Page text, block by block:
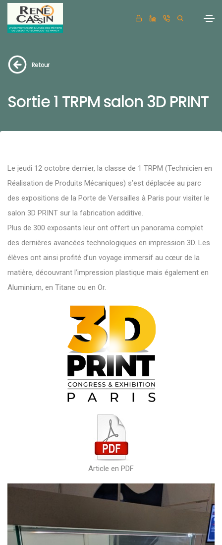
Retour
Sortie 1 TRPM salon 3D PRINT
Le jeudi 12 octobre dernier, la classe de 1 TRPM (Technicien en
Réalisation de Produits Mécaniques) s’est déplacée au parc
des expositions de la Porte de Versailles à Paris pour visiter le
salon 3D PRINT sur la fabrication additive.
Plus de 300 exposants leur ont offert un panorama complet
des dernières avancées technologiques en impression 3D. Les
élèves ont ainsi profité d’un voyage immersif au cœur de la
matière, découvrant l’impression plastique mais également en
Aluminium, en Titane ou en Or.
Article en PDF